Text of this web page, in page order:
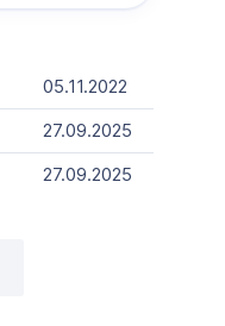
05.11.2022
27.09.2025
27.09.2025